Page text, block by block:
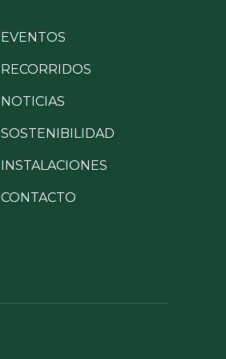
EVENTOS
RECORRIDOS
NOTICIAS
SOSTENIBILIDAD
INSTALACIONES
CONTACTO